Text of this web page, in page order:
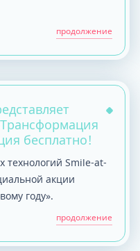
сотрудники
что я смогу
раз сюда
неловко и
девушки
убрать
зуба я уже
ранее.
информацию
к врачу. И
продолжение
бесплатно!
технологий Smile-at-
акции
году».
продолжение